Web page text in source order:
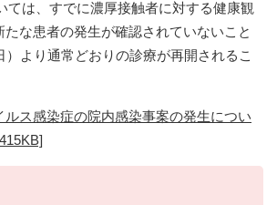
ては、すでに濃厚接触者に対する健康観
な患者の発生が確認されていないこと
）より通常どおりの診療が再開されるこ
ルス感染症の院内感染事案の発生につい